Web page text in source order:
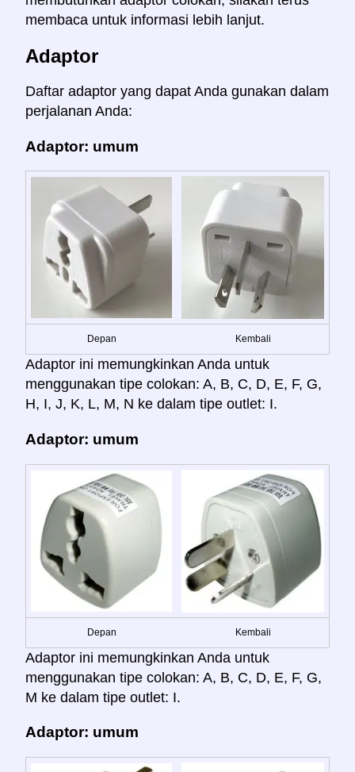
membaca untuk informasi lebih lanjut.
Adaptor
Daftar adaptor yang dapat Anda gunakan dalam
perjalanan Anda:
Adaptor: umum
Depan Kembali
Adaptor ini memungkinkan Anda untuk
menggunakan tipe colokan: A, B, C, D, E, F, G,
H, I, J, K, L, M, N ke dalam tipe outlet: I.
Adaptor: umum
Depan Kembali
Adaptor ini memungkinkan Anda untuk
menggunakan tipe colokan: A, B, C, D, E, F, G,
M ke dalam tipe outlet: I.
Adaptor: umum